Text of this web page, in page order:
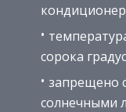
сорока
запрещено
солнечными